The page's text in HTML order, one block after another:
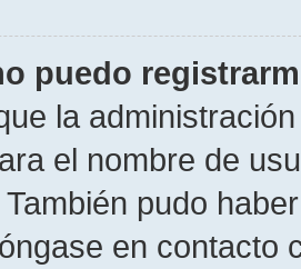
puedo
la
el nombre de
pudo
en contacto